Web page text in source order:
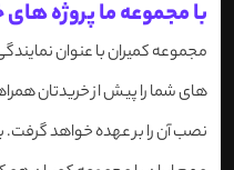
با مجموعه ما پروژه های
مجموعه کمیران با عنوان
های شما را پیش از خریدتان
نصب آن را بر عهده خواهد گرفت.